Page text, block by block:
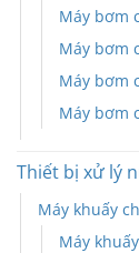
Máy bơm
Máy bơm
Máy bơm
Máy bơm
Thiết bị xử lý
Máy khuấy
Máy